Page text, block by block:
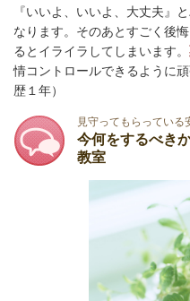
『いいよ、いいよ、大丈夫』
なります。そのあとすごく後
るとイライラしてしまいます。
情コントロールできるように
歴１年）
見守ってもらっている
今何をするべき
教室